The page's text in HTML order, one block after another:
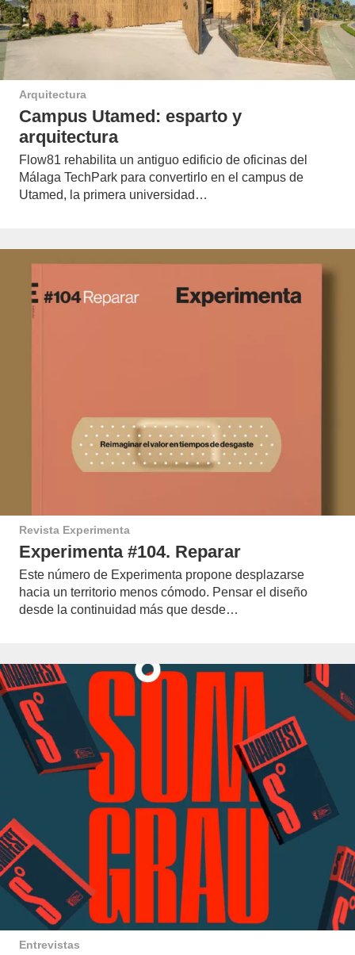
Arquitectura
Campus Utamed: esparto y
arquitectura
Flow81 rehabilita un antiguo edificio de oficinas del
Málaga TechPark para convertirlo en el campus de
Utamed, la primera universidad…
Revista Experimenta
Experimenta #104. Reparar
Este número de Experimenta propone desplazarse
hacia un territorio menos cómodo. Pensar el diseño
desde la continuidad más que desde…
Entrevistas